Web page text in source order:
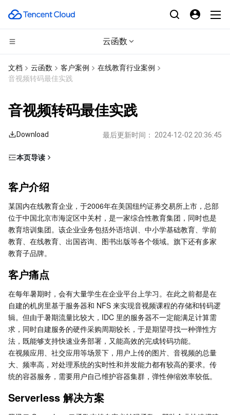
云函数
CDN与边缘平台
边缘安全加速平台 EO
内容分发网络 CDN
全站加速网络
DDoS 防护
安全加速 SCDN
多网聚合加速（腾讯云聚通）
计算
云服务器
轻量应用服务器
裸金属云服务器
GPU 云服务器
专用宿主机
弹性伸缩
高性能计算
批量计算
高性能计算集群
边缘计算
边缘计算机器
容器
容器服务
服务网格
容器镜像服务
分布式云
本地专用集群
边缘可用区
微服务
弹性微服务
注册配置治理
Serverless
对象存储
文件存储
云硬盘
云 HDFS
数据加速器 GooseFS
存储数据服务
日志服务
数据万象
智能媒资托管
关系型数据库
云数据库 MySQL
云数据库 MariaDB
云数据库 PostgreSQL
关系型数据库TDSQL
TDSQL-C MySQL 版
TDSQL MySQL 版
NoSQL 数据库
腾讯云分布式缓存数据库（兼容 Redis）
数据库 SaaS 服务
文档 云函数 客户案例
在线教育行业案例
音视频转码最佳实践
音视频转码最佳实践
Download 最后更新时间： 2024-12-02 20:36:45
本页导读
客户痛点
Serverless 解决方案
Serverless 应用价值
客户介绍
某国内在线教育企业，于2006年在美国纽约证券交易所上市，总部
位于中国北京市海淀区中关村，是一家综合性教育集团，同时也是
教育培训集团。该企业业务包括外语培训、中小学基础教育、学前
教育、在线教育、出国咨询、图书出版等各个领域。旗下还有多家
教育子品牌。
客户痛点
在每年暑期时，会有大量学生在企业平台上学习。在此之前都是在
自建的机房里基于服务器和 NFS 来实现音视频课程的存储和转码逻
辑。但由于暑期流量比较大，IDC 里的服务器不一定能满足计算需
求，同时自建服务的硬件采购周期较长，于是期望寻找一种弹性方
法，既能够支持快速业务部署，又能高效的完成转码功能。
在视频应用、社交应用等场景下，用户上传的图片、音视频的总量
大、频率高，对处理系统的实时性和并发能力都有较高的要求。传
统的容器服务，需要用户自己维护容器集群，弹性伸缩效率较低。
Serverless 解决方案